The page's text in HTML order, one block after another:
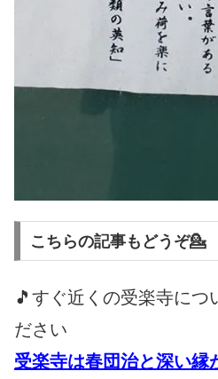
こちらの記事もどうぞ💁
🎵すぐ近くの受楽寺につ
ださい
受楽寺は春団治と深い縁